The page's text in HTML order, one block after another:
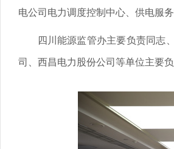
电公司电力调度控制中心、供电服
四川能源监管办主要负责同志
司、西昌电力股份公司等单位主要